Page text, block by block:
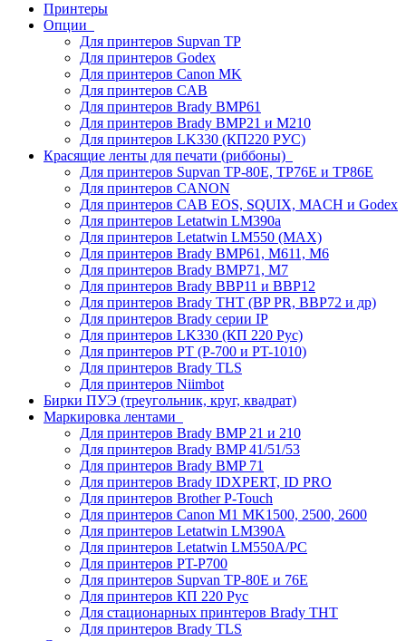
Принтеры
Опции
Для принтеров Supvan TP
Для принтеров Godex
Для принтеров Canon MK
Для принтеров CAB
Для принтеров Brady BMP61
Для принтеров Brady BMP21 и M210
Для принтеров LK330 (КП220 РУС)
Красящие ленты для печати (риббоны)
Для принтеров Supvan TP-80E, TP76E и TP86E
Для принтеров CANON
Для принтеров CAB EOS, SQUIX, MACH и Godex
Для принтеров Letatwin LM390a
Для принтеров Letatwin LM550 (MAX)
Для принтеров Brady BMP61, M611, M6
Для принтеров Brady BMP71, M7
Для принтеров Brady BBP11 и BBP12
Для принтеров Brady THT (BP PR, BBP72 и др)
Для принтеров Brady серии IP
Для принтеров LK330 (КП 220 Рус)
Для принтеров PT (P-700 и PT-1010)
Для принтеров Brady TLS
Для принтеров Niimbot
Бирки ПУЭ (треугольник, круг, квадрат)
Маркировка лентами
Для принтеров Brady BMP 21 и 210
Для принтеров Brady BMP 41/51/53
Для принтеров Brady BMP 71
Для принтеров Brady IDXPERT, ID PRO
Для принтеров Brother P-Touch
Для принтеров Canon M1 MK1500, 2500, 2600
Для принтеров Letatwin LM390A
Для принтеров Letatwin LM550A/PC
Для принтеров PT-P700
Для принтеров Supvan TP-80E и 76E
Для принтеров КП 220 Рус
Для стационарных принтеров Brady THT
Для принтеров Brady TLS